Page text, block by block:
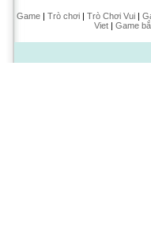
Game| Trò chơi| Trò Chơi Vui|
Viet| Game